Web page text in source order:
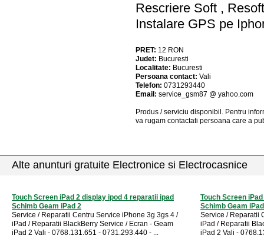
Rescriere Soft ,
Instalare GPS pe
PRET: 12 RON
Judet: Bucuresti
Localitate: Bucuresti
Persoana contact: Vali
Telefon: 0731293440
Email: service_gsm87 @ yahoo.com
Produs / serviciu disponibil . Pentru
va rugam contactati persoana care a
Alte anunturi gratuite Electronice si Electrocasnice
Touch Screen iPad 2 display ipod 4 reparatii ipad
Schimb Geam iPad 2
Service / Reparatii Centru Service iPhone 3g 3gs 4 /
iPad / Reparatii BlackBerry Service / Ecran - Geam
iPad 2 Vali - 0768.131.651 - 0731.293.440 - ...
Touch Screen
Schimb Geam
Service / Reparatii
iPad / Reparatii
iPad 2 Vali -